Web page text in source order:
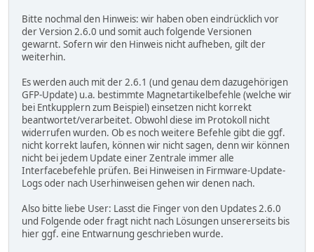
Bitte nochmal den Hinweis: wir haben oben eindrücklich vor
der Version 2.6.0 und somit auch folgende Versionen
gewarnt. Sofern wir den Hinweis nicht aufheben, gilt der
weiterhin.
Es werden auch mit der 2.6.1 (und genau dem dazugehörigen
GFP-Update) u.a. bestimmte Magnetartikelbefehle (welche wir
bei Entkupplern zum Beispiel) einsetzen nicht korrekt
beantwortet/verarbeitet. Obwohl diese im Protokoll nicht
widerrufen wurden. Ob es noch weitere Befehle gibt die ggf.
nicht korrekt laufen, können wir nicht sagen, denn wir können
nicht bei jedem Update einer Zentrale immer alle
Interfacebefehle prüfen. Bei Hinweisen in Firmware-Update-
Logs oder nach Userhinweisen gehen wir denen nach.
Also bitte liebe User: Lasst die Finger von den Updates 2.6.0
und Folgende oder fragt nicht nach Lösungen unsererseits bis
hier ggf. eine Entwarnung geschrieben wurde.